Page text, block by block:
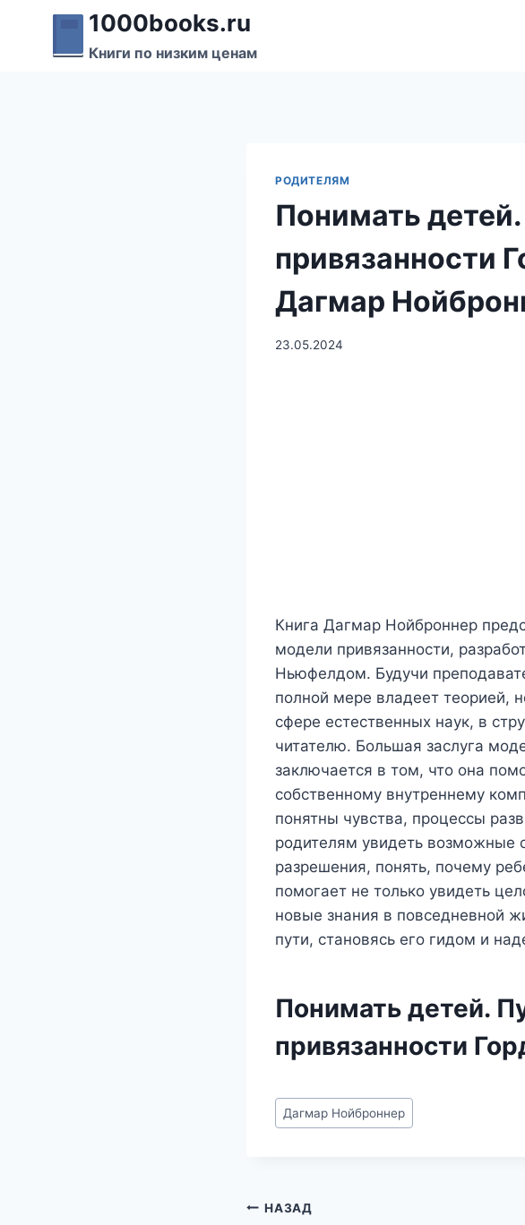
Перейти
содержимому
1000books.ru
Книги по низким ценам
РОДИТЕЛЯМ
Понимать
привязанности
Дагмар
23.05.2024
Книга Дагмар Нойброннер
модели привязанности,
Ньюфелдом. Будучи
полной мере владеет теорией,
сфере естественных наук, в
читателю. Большая заслуга
заключается в том, что она
собственному внутреннему
понятны чувства, процессы
родителям увидеть возможные
разрешения, понять, почему
помогает не только увидеть
новые знания в повседневной
пути, становясь его гидом и
Понимать детей.
привязанности
Метки
записи:
Дагмар Нойброннер
Навигация
НАЗАД